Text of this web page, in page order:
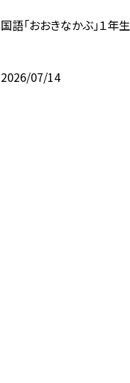
国語「おおきなかぶ」１年生
2026/07/14